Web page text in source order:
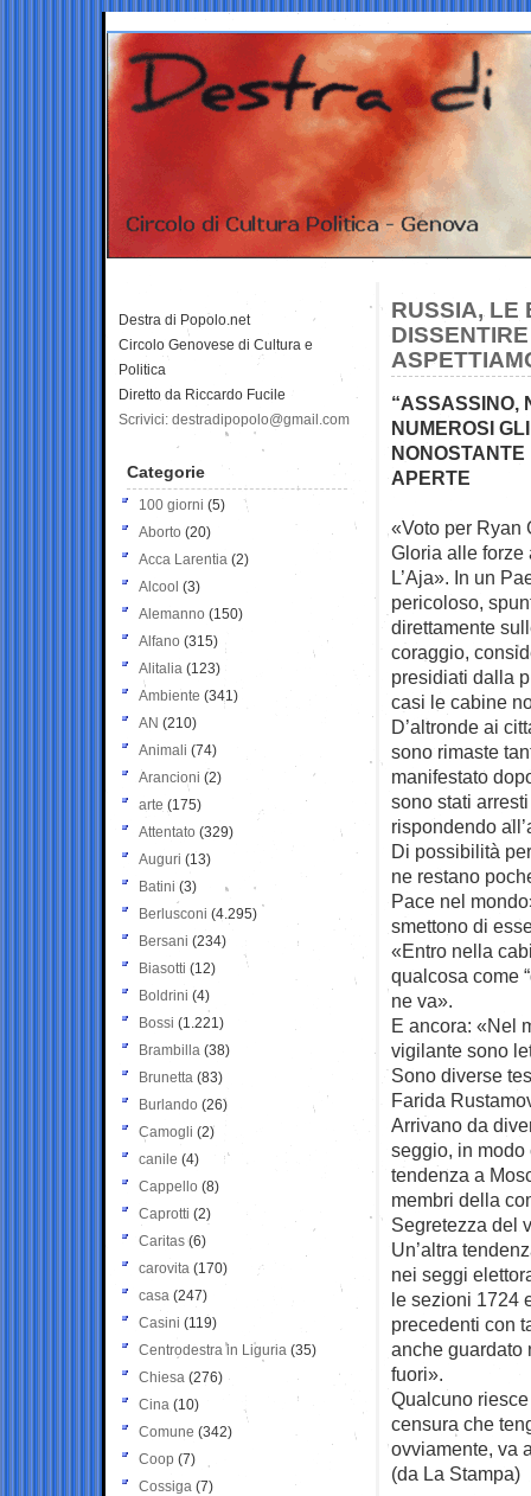
RUSSIA, LE
“ASSASSINO,
NUMEROSI
APERTE
«Voto per Ryan
Gloria alle forze
L’Aja». In un
pericoloso,
direttamente
coraggio,
presidiati dalla
casi le cabine
D’altronde ai
sono rimaste
manifestato
sono stati
rispondendo
Di possibilità
ne restano
Pace nel
smettono di
«Entro nella
qualcosa come
ne va».
E ancora: «Nel
vigilante sono
Sono diverse
Farida
Arrivano da
seggio, in
tendenza a
membri della
Segretezza del
Un’altra
nei seggi
le sezioni 1724
precedenti con
anche guardato
fuori».
Qualcuno
censura che
ovviamente, va
(da La Stampa)
Destra di Popolo.net
Circolo Genovese di Cultura e
Politica
Diretto da Riccardo Fucile
Scrivici: destradipopolo@gmail.com
Categorie
100 giorni (5)
Aborto (20)
Acca Larentia (2)
Alcool (3)
Alemanno (150)
Alfano (315)
Alitalia (123)
Ambiente (341)
AN (210)
Animali (74)
Arancioni (2)
arte (175)
Attentato (329)
Auguri (13)
Batini (3)
Berlusconi (4.295)
Bersani (234)
Biasotti (12)
Boldrini (4)
Bossi (1.221)
Brambilla (38)
Brunetta (83)
Burlando (26)
Camogli (2)
canile (4)
Cappello (8)
Caprotti (2)
Caritas (6)
carovita (170)
casa (247)
Casini (119)
Centrodestra in Liguria (35)
Chiesa (276)
Cina (10)
Comune (342)
Coop (7)
Cossiga (7)